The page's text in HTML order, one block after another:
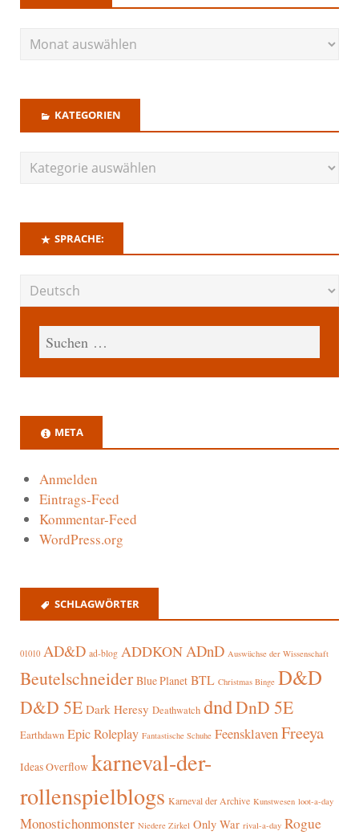
KATEGORIEN
SPRACHE:
META
Anmelden
Eintrags-Feed
Kommentar-Feed
WordPress.org
SCHLAGWÖRTER
01010 AD&D ad-blog ADDKONADnD Auswüchse der Wissenschaft
Beutelschneider Blue Planet BTL Christmas Binge D&D
D&D 5E Dark Heresy Deathwatch dndDnD 5E
Earthdawn Epic Roleplay Fantastische Schuhe FeensklavenFreeya
Ideas Overflow karneval-der-
rollenspielblogs Karneval der Archive Kunstwesen loot-a-day
Monostichonmonster Niedere Zirkel Only War rival-a-day Rogue